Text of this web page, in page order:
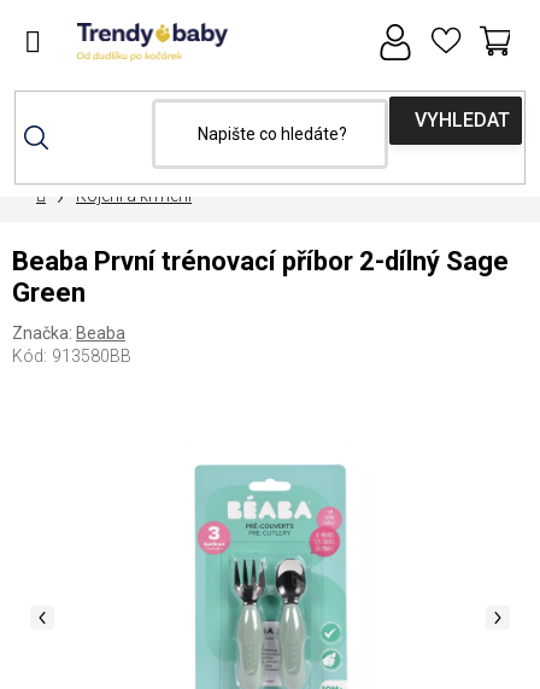
DomůKojení a krmení
Beaba První trénovací příbor 2-dílný Sage
Green
Značka: Beaba
Kód: 913580BB